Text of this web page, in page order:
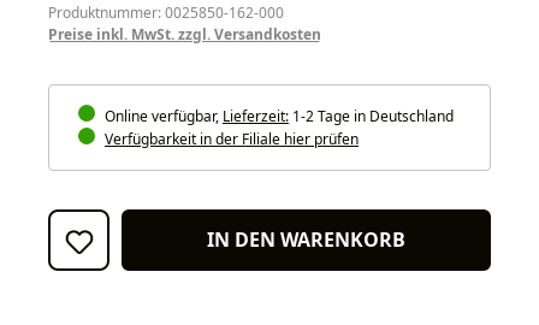
Produktnummer: 0025850-162-000
Preise inkl. MwSt. zzgl. Versandkosten
Online verfügbar, Lieferzeit: 1-2 Tage in Deutschland
Verfügbarkeit in der Filiale hier prüfen
IN DEN WARENKORB